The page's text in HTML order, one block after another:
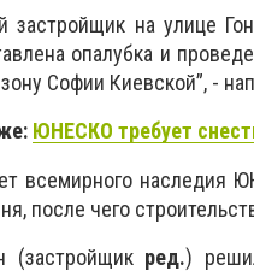
застройщик на улице
опалубка и
Софии Киевской”, -
ЮНЕСКО требует
всемирного наследия
после чего
(застройщик ред.)